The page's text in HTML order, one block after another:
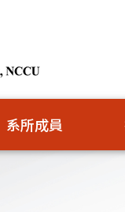
系所成員